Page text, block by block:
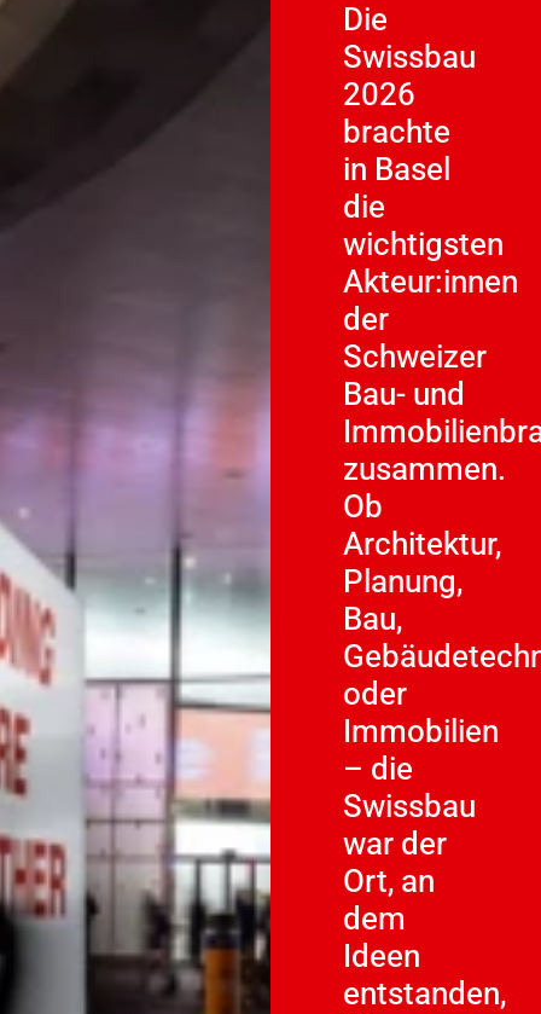
Die
Swissbau
2026
brachte
in Basel
die
wichtigsten
Akteur:innen
der
Schweizer
Bau- und
zusammen.
Ob
Architektur,
Planung,
Bau,
oder
Immobilien
– die
Swissbau
war der
Ort, an
dem
Ideen
entstanden,